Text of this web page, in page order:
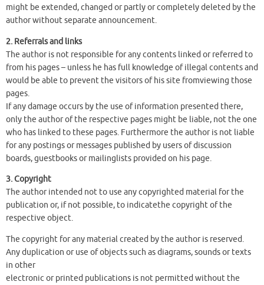
might be extended, changed or partly or completely deleted by the
author without separate announcement.
2. Referrals and links
The author is not responsible for any contents linked or referred to
from his pages – unless he has full knowledge of illegal contents and
would be able to prevent the visitors of his site fromviewing those
pages.
If any damage occurs by the use of information presented there,
only the author of the respective pages might be liable, not the one
who has linked to these pages. Furthermore the author is not liable
for any postings or messages published by users of discussion
boards, guestbooks or mailinglists provided on his page.
3. Copyright
The author intended not to use any copyrighted material for the
publication or, if not possible, to indicatethe copyright of the
respective object.
The copyright for any material created by the author is reserved.
Any duplication or use of objects such as diagrams, sounds or texts
in other
electronic or printed publications is not permitted without the